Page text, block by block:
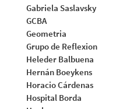
Gabriela Saslavsky
GCBA
Geometria
Grupo de Reflexion
Heleder Balbuena
Hernán Boeykens
Horacio Cárdenas
Hospital Borda